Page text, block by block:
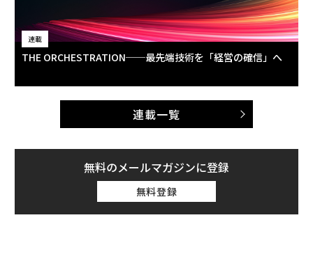
連載
THE ORCHESTRATION──最先端技術を「経営の確信」へ
連載一覧
無料のメールマガジンに登録
無料登録